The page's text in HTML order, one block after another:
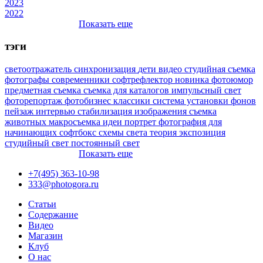
2023
2022
Показать еще
тэги
светоотражатель синхронизация дети видео студийная съемка
фотографы современники софтрефлектор новинка фотоюмор
предметная съемка съемка для каталогов импульсный свет
фоторепортаж фотобизнес классики система установки фонов
пейзаж интервью стабилизация изображения съемка
животных макросъемка идеи портрет фотография для
начинающих софтбокс схемы света теория экспозиция
студийный свет постоянный свет
Показать еще
+7(495) 363-10-98
333@photogora.ru
Статьи
Содержание
Видео
Магазин
Клуб
О нас